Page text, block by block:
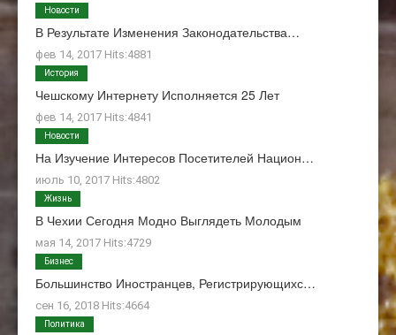
В Результате Изменения Законодательства…
фев 14, 2017 Hits:4881
Новости
Чешскому Интернету Исполняется 25 Лет
фев 14, 2017 Hits:4841
История
На Изучение Интересов Посетителей Национ…
июль 10, 2017 Hits:4802
Новости
В Чехии Сегодня Модно Выглядеть Молодым
мая 14, 2017 Hits:4729
Жизнь
Большинство Иностранцев, Регистрирующихс…
сен 16, 2018 Hits:4664
Бизнес
Политика